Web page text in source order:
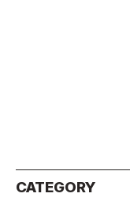
CATEGORY